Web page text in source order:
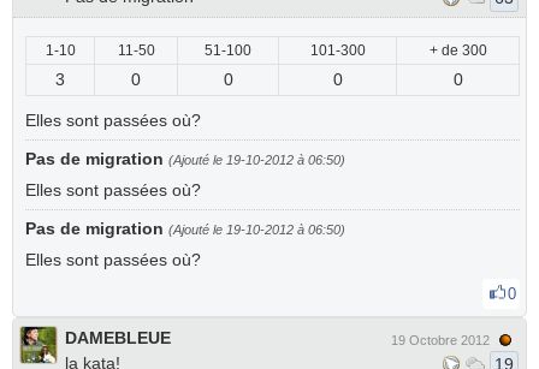
1-10 11-50 51-100 101-300 + de 300
3 0 0 0 0
Elles sont passées où?
Pas de migration (Ajouté le 19-10-2012 à 06:50)
Elles sont passées où?
Pas de migration (Ajouté le 19-10-2012 à 06:50)
Elles sont passées où?
0
DAMEBLEUE
la kata!
19 Octobre 2012
19